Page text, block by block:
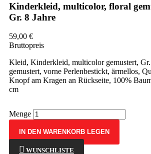
Kinderkleid, multicolor, floral
Gr. 8 Jahre
59,00 €
Bruttopreis
Kleid, Kinderkleid, multicolor gemustert,
gemustert, vorne Perlenbestickt, ärmellos,
Knopf am Kragen an Rückseite, 100%
cm
Menge
IN DEN WARENKORB LEGEN
WUNSCHLISTE